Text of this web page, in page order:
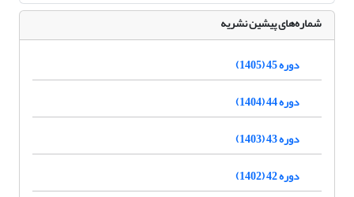
شماره‌های پیشین نشریه
دوره 45 (1405)
دوره 44 (1404)
دوره 43 (1403)
دوره 42 (1402)